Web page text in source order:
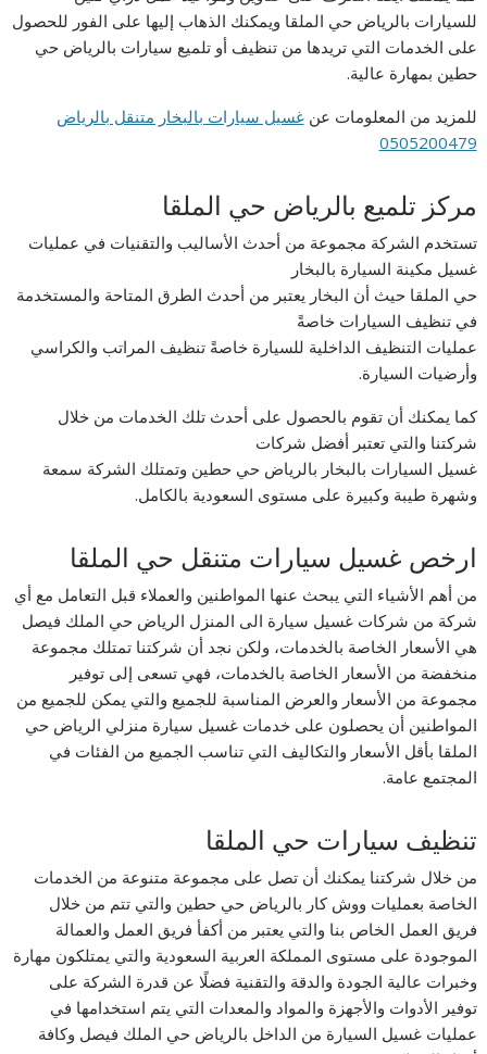
للسيارات بالرياض حي الملقا ويمكنك الذهاب إليها على الفور للحصول
على الخدمات التي تريدها من تنظيف أو تلميع سيارات بالرياض حي
حطين بمهارة عالية.
للمزيد من المعلومات عنغسيل سيارات بالبخار متنقل بالرياض
0505200479
مركز تلميع بالرياض حي الملقا
تستخدم الشركة مجموعة من أحدث الأساليب والتقنيات في عمليات
غسيل مكينة السيارة بالبخار
حي الملقا حيث أن البخار يعتبر من أحدث الطرق المتاحة والمستخدمة
في تنظيف السيارات خاصةً
عمليات التنظيف الداخلية للسيارة خاصةً تنظيف المراتب والكراسي
وأرضيات السيارة.
كما يمكنك أن تقوم بالحصول على أحدث تلك الخدمات من خلال
شركتنا والتي تعتبر أفضل شركات
غسيل السيارات بالبخار بالرياض حي حطين وتمتلك الشركة سمعة
وشهرة طيبة وكبيرة على مستوى السعودية بالكامل.
ارخص غسيل سيارات متنقل حي الملقا
من أهم الأشياء التي يبحث عنها المواطنين والعملاء قبل التعامل مع أي
شركة من شركات غسيل سيارة الى المنزل الرياض حي الملك فيصل
هي الأسعار الخاصة بالخدمات، ولكن نجد أن شركتنا تمتلك مجموعة
منخفضة من الأسعار الخاصة بالخدمات، فهي تسعى إلى توفير
مجموعة من الأسعار والعرض المناسبة للجميع والتي يمكن للجميع من
المواطنين أن يحصلون على خدمات غسيل سيارة منزلي الرياض حي
الملقا بأقل الأسعار والتكاليف التي تناسب الجميع من الفئات في
المجتمع عامة.
تنظيف سيارات حي الملقا
من خلال شركتنا يمكنك أن تصل على مجموعة متنوعة من الخدمات
الخاصة بعمليات ووش كار بالرياض حي حطين والتي تتم من خلال
فريق العمل الخاص بنا والتي يعتبر من أكفأ فريق العمل والعمالة
الموجودة على مستوى المملكة العربية السعودية والتي يمتلكون مهارة
وخبرات عالية الجودة والدقة والتقنية فضلًا عن قدرة الشركة على
توفير الأدوات والأجهزة والمواد والمعدات التي يتم استخدامها في
عمليات غسيل السيارة من الداخل بالرياض حي الملك فيصل وكافة